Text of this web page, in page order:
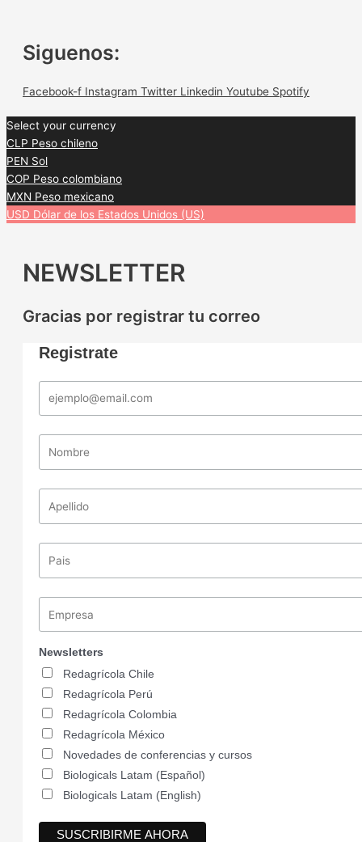
Siguenos:
Facebook-f Instagram Twitter Linkedin Youtube Spotify
Select your currency
CLP Peso chileno
PEN Sol
COP Peso colombiano
MXN Peso mexicano
USD Dólar de los Estados Unidos (US)
NEWSLETTER
Gracias por registrar tu correo
Registrate
Newsletters
Redagrícola Chile
Redagrícola Perú
Redagrícola Colombia
Redagrícola México
Novedades de conferencias y cursos
Biologicals Latam (Español)
Biologicals Latam (English)